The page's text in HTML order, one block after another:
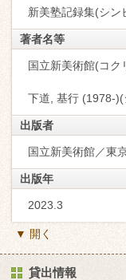
新美塾記録集(シン
著者名等
国立新美術館(コク
下道, 基行 (1978-
出版者
国立新美術館／東
出版年
2023.3
▼ 開く
貸出情報